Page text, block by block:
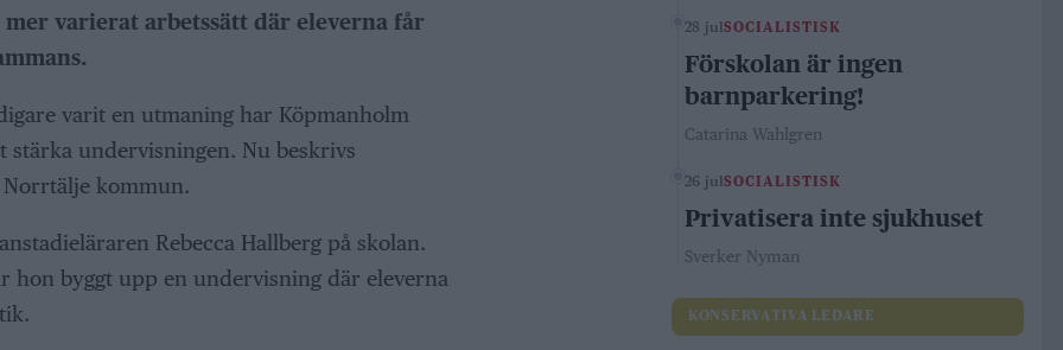
varierat arbetssätt där eleverna får
varit en utmaning har Köpmanholm
stärka undervisningen. Nu beskrivs
kommun.
Rebecca Hallberg på skolan.
hon byggt upp en undervisning där eleverna
28 julSOCIALISTISK
Förskolan är ingen
barnparkering!
Catarina Wahlgren
26 julSOCIALISTISK
Privatisera inte sjukhuset
Sverker Nyman
KONSERVATIVA LEDARE